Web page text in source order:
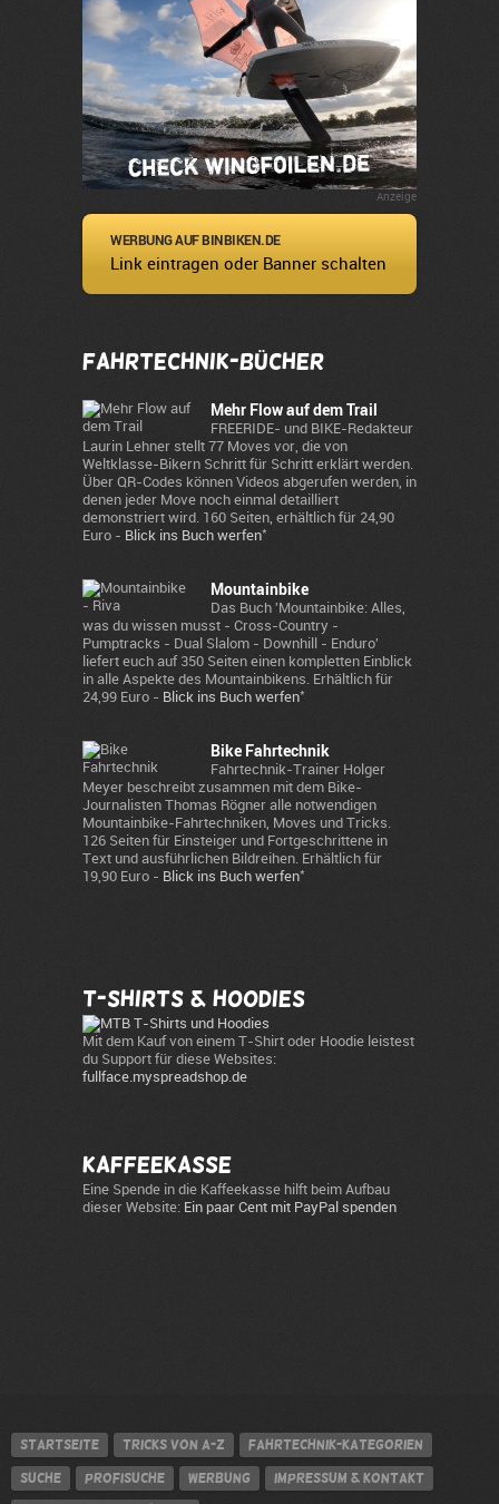
Anzeige
WERBUNG AUF BINBIKEN.DE
Link eintragen oder Banner schalten
Fahrtechnik-Bücher
Mehr Flow auf dem Trail
FREERIDE- und BIKE-Redakteur
Laurin Lehner stellt 77 Moves vor, die von
Weltklasse-Bikern Schritt für Schritt erklärt werden.
Über QR-Codes können Videos abgerufen werden, in
denen jeder Move noch einmal detailliert
demonstriert wird. 160 Seiten, erhältlich für 24,90
Euro - Blick ins Buch werfen*
Mountainbike
Das Buch 'Mountainbike: Alles,
was du wissen musst - Cross-Country -
Pumptracks - Dual Slalom - Downhill - Enduro'
liefert euch auf 350 Seiten einen kompletten Einblick
in alle Aspekte des Mountainbikens. Erhältlich für
24,99 Euro - Blick ins Buch werfen*
Bike Fahrtechnik
Fahrtechnik-Trainer Holger
Meyer beschreibt zusammen mit dem Bike-
Journalisten Thomas Rögner alle notwendigen
Mountainbike-Fahrtechniken, Moves und Tricks.
126 Seiten für Einsteiger und Fortgeschrittene in
Text und ausführlichen Bildreihen. Erhältlich für
19,90 Euro - Blick ins Buch werfen*
T-Shirts & Hoodies
Mit dem Kauf von einem T-Shirt oder Hoodie leistest
du Support für diese Websites:
fullface.myspreadshop.de
Kaffeekasse
Eine Spende in die Kaffeekasse hilft beim Aufbau
dieser Website: Ein paar Cent mit PayPal spenden
Startseite Tricks von A-Z Fahrtechnik-Kategorien
Suche Profisuche Werbung Impressum & Kontakt